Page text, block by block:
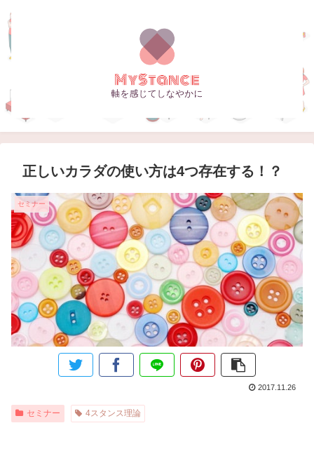
正しいカラダの使い方は4つ存在する！？
セミナー
2017.11.26
セミナー 4スタンス理論